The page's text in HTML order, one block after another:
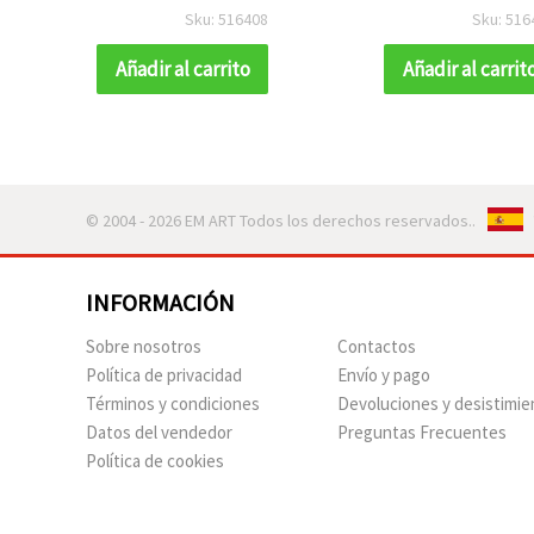
/ 15 g
Sku: 516408
Añadir al carrito
Decoración
DIY
Sku:
Añadir al
© 2004 - 2026 EM ART Todos los derechos reservados..
INFORMACIÓN
Sobre nosotros
Política de privacidad
Términos y condiciones
Datos del vendedor
Política de cookies
Contactos
Envío y pago
Devoluciones y
Preguntas Frecuentes